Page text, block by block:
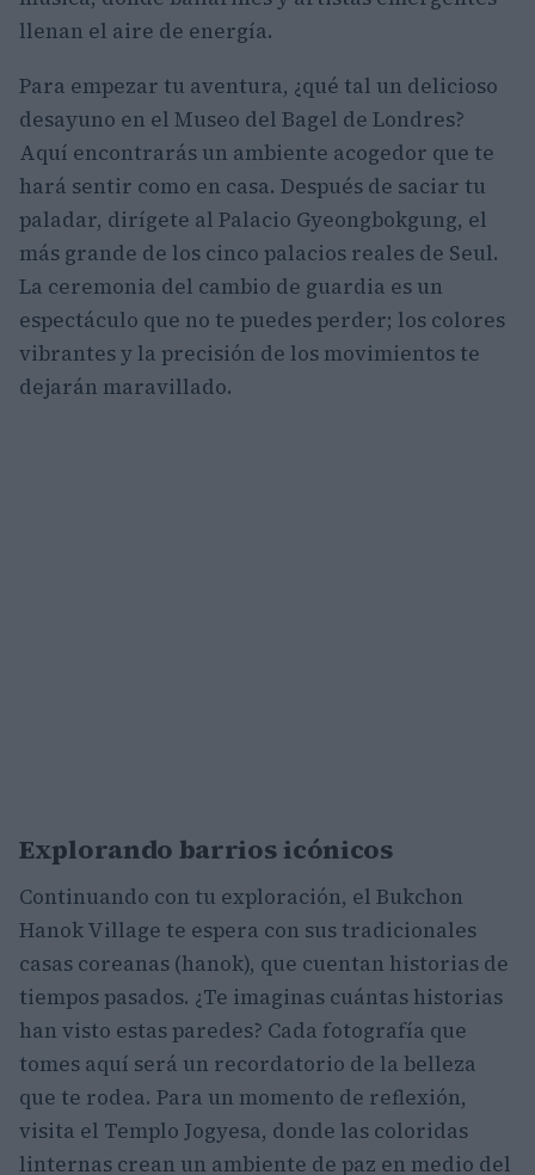
llenan el aire de energía.
Para empezar tu aventura, ¿qué tal un delicioso
desayuno en el Museo del Bagel de Londres?
Aquí encontrarás un ambiente acogedor que te
hará sentir como en casa. Después de saciar tu
paladar, dirígete al Palacio Gyeongbokgung, el
más grande de los cinco palacios reales de Seul.
La ceremonia del cambio de guardia es un
espectáculo que no te puedes perder; los colores
vibrantes y la precisión de los movimientos te
dejarán maravillado.
Explorando barrios icónicos
Continuando con tu exploración, el Bukchon
Hanok Village te espera con sus tradicionales
casas coreanas (hanok), que cuentan historias de
tiempos pasados. ¿Te imaginas cuántas historias
han visto estas paredes? Cada fotografía que
tomes aquí será un recordatorio de la belleza
que te rodea. Para un momento de reflexión,
visita el Templo Jogyesa, donde las coloridas
linternas crean un ambiente de paz en medio del